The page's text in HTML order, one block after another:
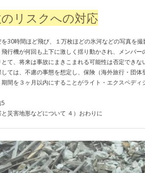
リスクへの対応
を30時間ほど飛び、１万枚ほどの氷河などの写真
行機が何回も上下に激しく揺り動かされ、メンバ
て、将来は事故にまきこまれる可能性は否定でき
ては、不慮の事態を想定し、保険（海外旅行・団
間を３ヶ月以内にすることがライト・エクスペデ
災害地形などについて ４）おわりに